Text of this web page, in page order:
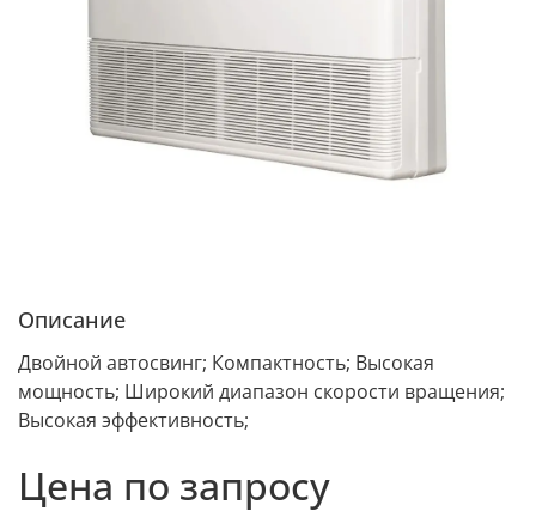
Описание
Двойной автосвинг; Компактность; Высокая
мощность; Широкий диапазон скорости вращения;
Высокая эффективность;
Цена по запросу